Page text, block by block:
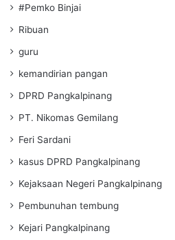
#Pemko Binjai
Ribuan
guru
kemandirian pangan
DPRD Pangkalpinang
PT. Nikomas Gemilang
Feri Sardani
kasus DPRD Pangkalpinang
Kejaksaan Negeri Pangkalpinang
Pembunuhan tembung
Kejari Pangkalpinang